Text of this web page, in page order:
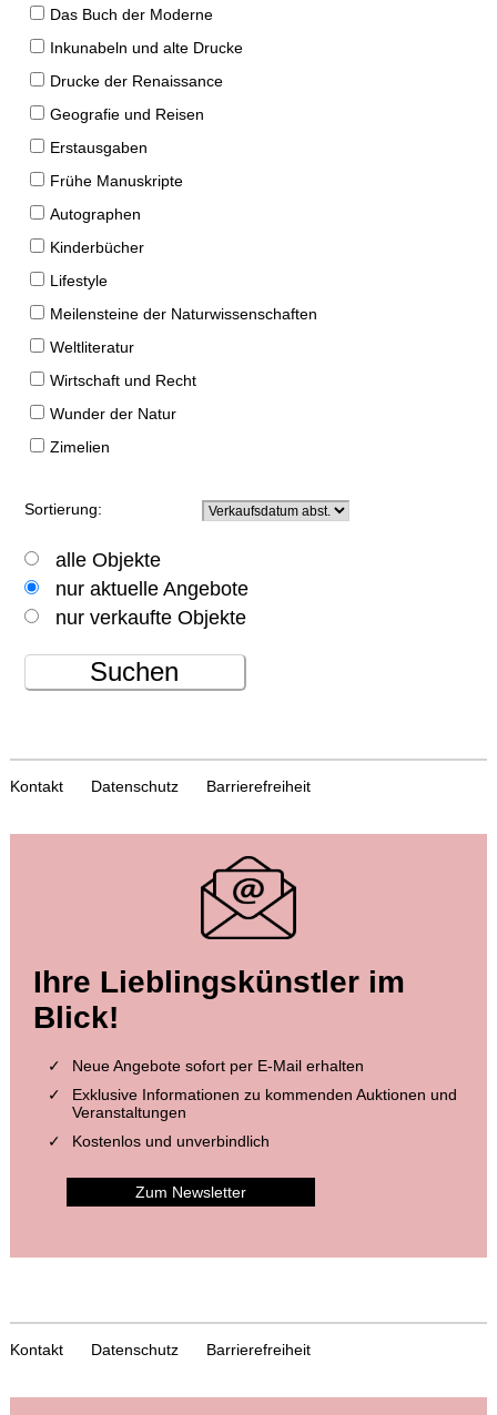
Das Buch der Moderne
Inkunabeln und alte Drucke
Drucke der Renaissance
Geografie und Reisen
Erstausgaben
Frühe Manuskripte
Autographen
Kinderbücher
Lifestyle
Meilensteine der Naturwissenschaften
Weltliteratur
Wirtschaft und Recht
Wunder der Natur
Zimelien
Sortierung:
alle Objekte
nur aktuelle Angebote
nur verkaufte Objekte
Suchen
Kontakt Datenschutz Barrierefreiheit
Ihre Lieblingskünstler im
Blick!
Neue Angebote sofort per E-Mail erhalten
Exklusive Informationen zu kommenden Auktionen und
Veranstaltungen
Kostenlos und unverbindlich
Zum Newsletter
Kontakt Datenschutz Barrierefreiheit